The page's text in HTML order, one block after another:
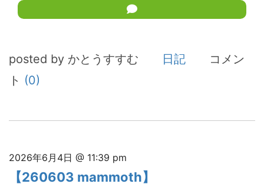
posted by かとうすすむ 日記
コメン
ト (0)
2026年6月4日 @ 11:39 pm
【260603 mammoth】